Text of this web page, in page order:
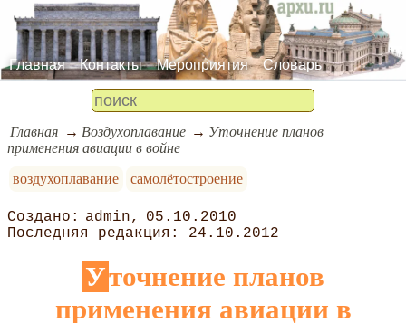
Главная Контакты Мероприятия Словарь
Главная Воздухоплавание
Уточнение планов
применения авиации в войне
воздухоплавание
самолётостроение
admin
05.10.2010
24.10.2012
Уточнение планов
применения авиации в